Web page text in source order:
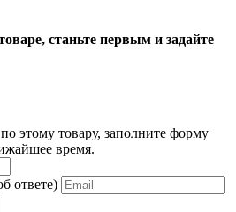
станьте первым и задайте
этому товару, заполните форму
время.
ответе)